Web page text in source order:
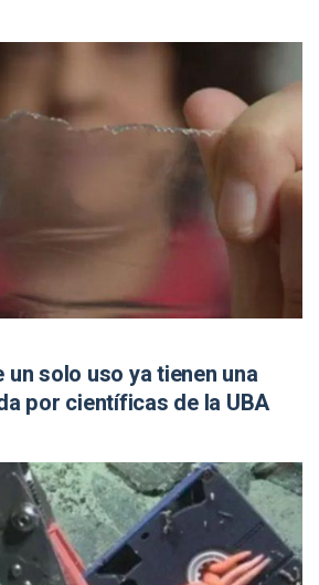
solo uso ya tienen una
por científicas de la UBA